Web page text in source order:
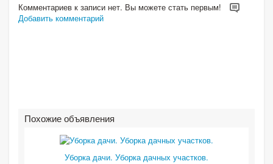
Комментариев к записи нет. Вы можете стать первым!
Добавить комментарий
Похожие объявления
Уборка дачи. Уборка дачных участков.